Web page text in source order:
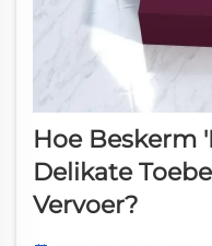
Hoe Beskerm
Delikate
Vervoer?